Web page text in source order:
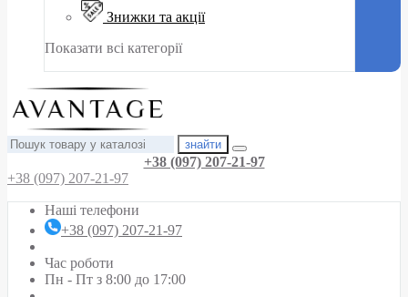
Знижки та акції
Показати всі категорії
знайти
+38 (097) 207-21-97
+38 (097) 207-21-97
Наші телефони
+38 (097) 207-21-97
Час роботи
Пн - Пт з 8:00 до 17:00